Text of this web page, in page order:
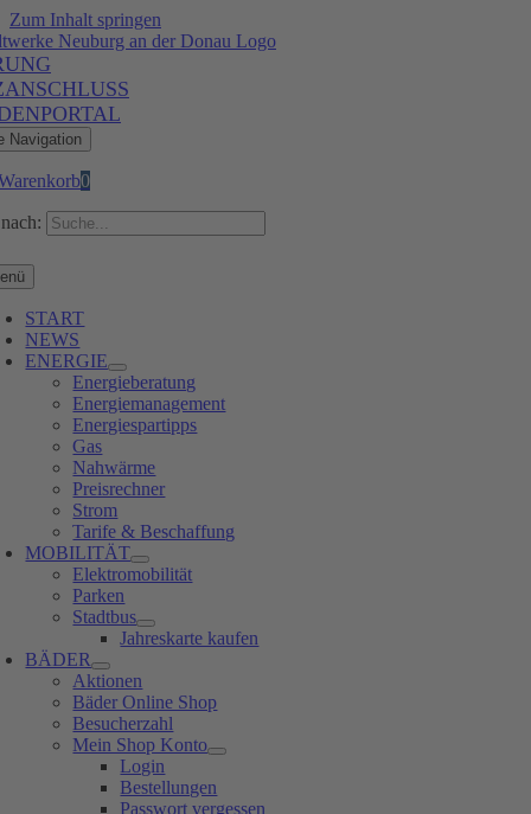
Zum Inhalt springen
Navigation
0
START
NEWS
ENERGIE
Energieberatung
Energiemanagement
Energiespartipps
Gas
Nahwärme
Preisrechner
Strom
Tarife & Beschaffung
MOBILITÄT
Elektromobilität
Parken
Stadtbus
Jahreskarte kaufen
BÄDER
Aktionen
Bäder Online Shop
Besucherzahl
Mein Shop Konto
Login
Bestellungen
Passwort vergessen